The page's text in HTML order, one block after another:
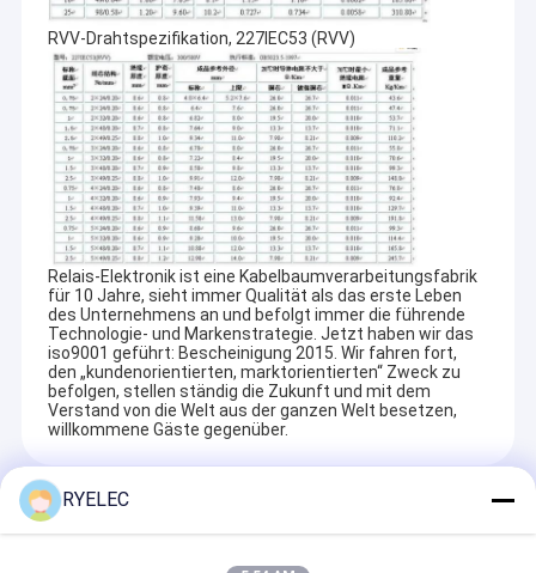
RVV-Drahtspezifikation, 227IEC53 (RVV)
Relais-Elektronik ist eine Kabelbaumverarbeitungsfabrik
für 10 Jahre, sieht immer Qualität als das erste Leben
des Unternehmens an und befolgt immer die führende
Technologie- und Markenstrategie. Jetzt haben wir das
iso9001 geführt: Bescheinigung 2015. Wir fahren fort,
den „kundenorientierten, marktorientierten“ Zweck zu
befolgen, stellen ständig die Zukunft und mit dem
Verstand von die Welt aus der ganzen Welt besetzen,
willkommene Gäste gegenüber.
Recommended Products
RYELEC